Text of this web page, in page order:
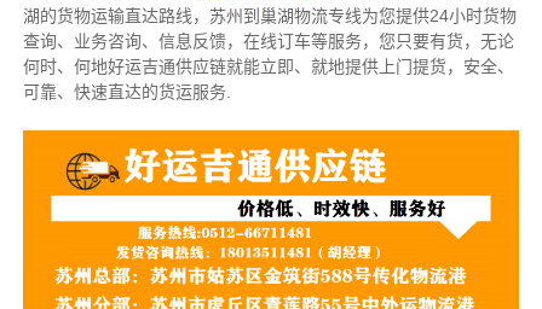
湖的货物运输直达路线，苏州到巢湖物流专线为您提供24小时货物
查询、业务咨询、信息反馈，在线订车等服务，您只要有货，无论
何时、何地好运吉通供应链就能立即、就地提供上门提货，安全、
可靠、快速直达的货运服务.